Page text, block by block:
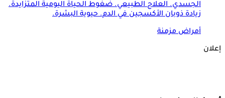
الجسدي. العلاج الطبيعي. ضغوط الحياة اليومية المتزايدة.
زيادة ذوبان الأكسجين في الدم. حيوية البشرة.
أمراض مزمنة
إعلان